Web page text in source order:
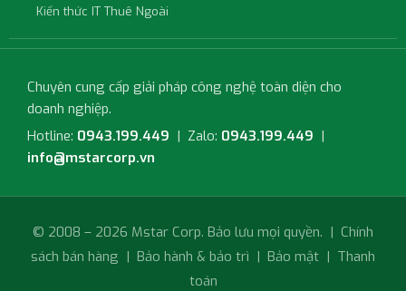
Kiến thức IT Thuê Ngoài
Chuyên cung cấp giải pháp công nghệ toàn diện cho
doanh nghiệp.
Hotline: 0943.199.449 | Zalo: 0943.199.449 |
info@mstarcorp.vn
© 2008 – 2026 Mstar Corp. Bảo lưu mọi quyền. | Chính
sách bán hàng | Bảo hành & bảo trì | Bảo mật | Thanh
toán